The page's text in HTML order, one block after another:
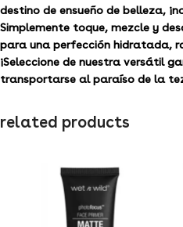
destino de ensueño de belleza,
Simplemente toque, mezcle y
para una perfección hidratada,
¡Seleccione de nuestra versátil
transportarse al paraíso de la
related products